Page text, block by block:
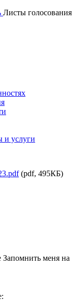
Листы голосования
и услуги
(pdf, 495КБ)
Запомнить меня на